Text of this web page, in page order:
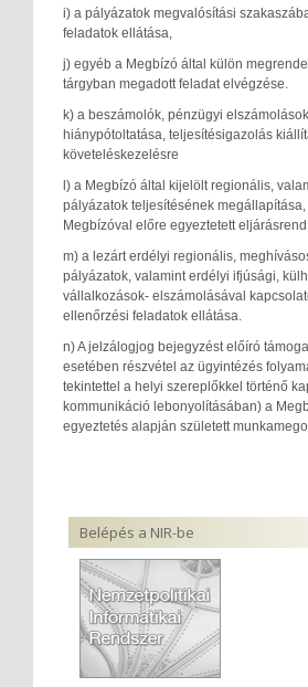
i) a pályázatok megvalósítási
feladatok ellátása,
j) egyéb a Megbízó által külön
tárgyban megadott feladat elvégzése.
k) a beszámolók, pénzügyi
hiánypótoltatása, teljesítésigazolás
követeléskezelésre
l) a Megbízó által kijelölt regionális,
pályázatok teljesítésének
Megbízóval előre egyeztetett
m) a lezárt erdélyi regionális,
pályázatok, valamint erdélyi ifjúsági,
vállalkozások- elszámolásával
ellenőrzési feladatok ellátása.
n) A jelzálogjog bejegyzést előíró
esetében részvétel az ügyintézés
tekintettel a helyi szereplőkkel történő
kommunikáció lebonyolításában) a
egyeztetés alapján született
Belépés a NIR-be